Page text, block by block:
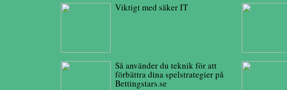
Viktigt med säker IT
Så använder du teknik för att
förbättra dina spelstrategier på
Bettingstars.se